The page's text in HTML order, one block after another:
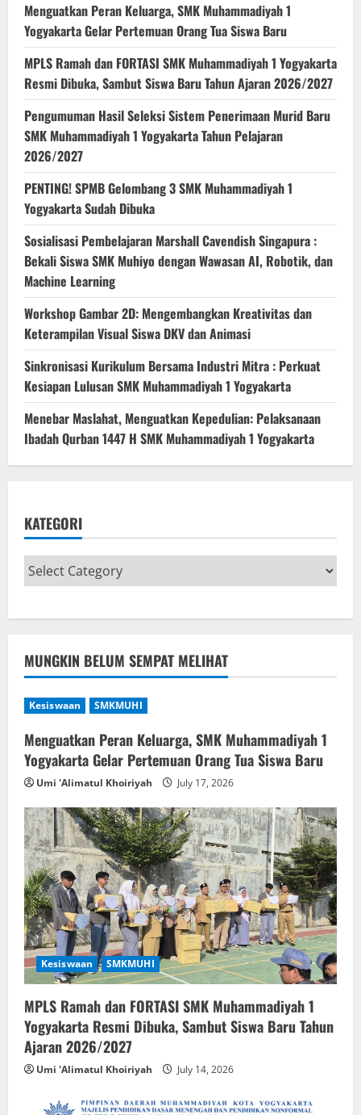
Menguatkan Peran Keluarga, SMK Muhammadiyah 1
Yogyakarta Gelar Pertemuan Orang Tua Siswa Baru
MPLS Ramah dan FORTASI SMK Muhammadiyah 1 Yogyakarta
Resmi Dibuka, Sambut Siswa Baru Tahun Ajaran 2026/2027
Pengumuman Hasil Seleksi Sistem Penerimaan Murid Baru
SMK Muhammadiyah 1 Yogyakarta Tahun Pelajaran
2026/2027
PENTING! SPMB Gelombang 3 SMK Muhammadiyah 1
Yogyakarta Sudah Dibuka
Sosialisasi Pembelajaran Marshall Cavendish Singapura :
Bekali Siswa SMK Muhiyo dengan Wawasan AI, Robotik, dan
Machine Learning
Workshop Gambar 2D: Mengembangkan Kreativitas dan
Keterampilan Visual Siswa DKV dan Animasi
Sinkronisasi Kurikulum Bersama Industri Mitra : Perkuat
Kesiapan Lulusan SMK Muhammadiyah 1 Yogyakarta
Menebar Maslahat, Menguatkan Kepedulian: Pelaksanaan
Ibadah Qurban 1447 H SMK Muhammadiyah 1 Yogyakarta
KATEGORI
MUNGKIN BELUM SEMPAT MELIHAT
Kesiswaan SMKMUHI
Menguatkan Peran Keluarga, SMK Muhammadiyah 1
Yogyakarta Gelar Pertemuan Orang Tua Siswa Baru
Umi 'Alimatul Khoiriyah July 17, 2026
Kesiswaan SMKMUHI
MPLS Ramah dan FORTASI SMK Muhammadiyah 1
Yogyakarta Resmi Dibuka, Sambut Siswa Baru Tahun
Ajaran 2026/2027
Umi 'Alimatul Khoiriyah July 14, 2026